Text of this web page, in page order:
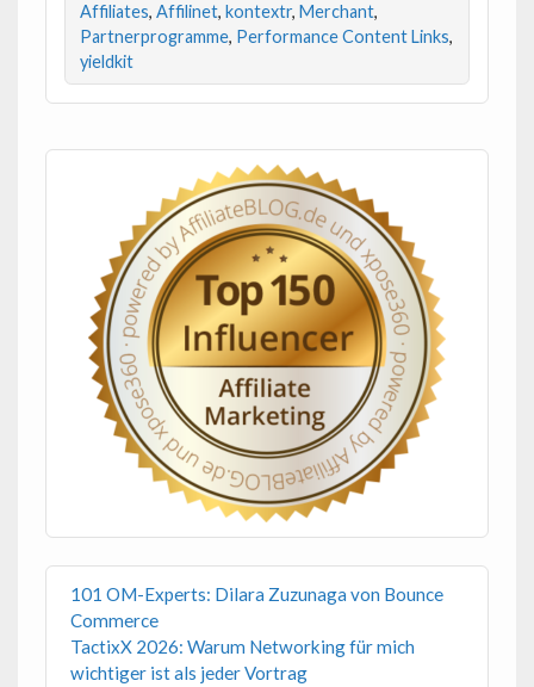
Affiliates, Affilinet, kontextr, Merchant,
Partnerprogramme, Performance Content Links,
yieldkit
101 OM-Experts: Dilara Zuzunaga von Bounce
Commerce
TactixX 2026: Warum Networking für mich
wichtiger ist als jeder Vortrag